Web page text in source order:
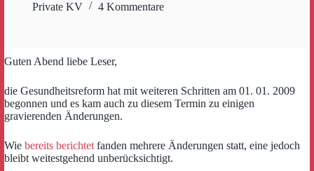
Private KV
4 Kommentare
Guten Abend liebe Leser,
die Gesundheitsreform hat mit weiteren Schritten am 01. 01. 2009
begonnen und es kam auch zu diesem Termin zu einigen
gravierenden Änderungen.
Wie bereits berichtet fanden mehrere Änderungen statt, eine jedoch
bleibt weitestgehend unberücksichtigt.